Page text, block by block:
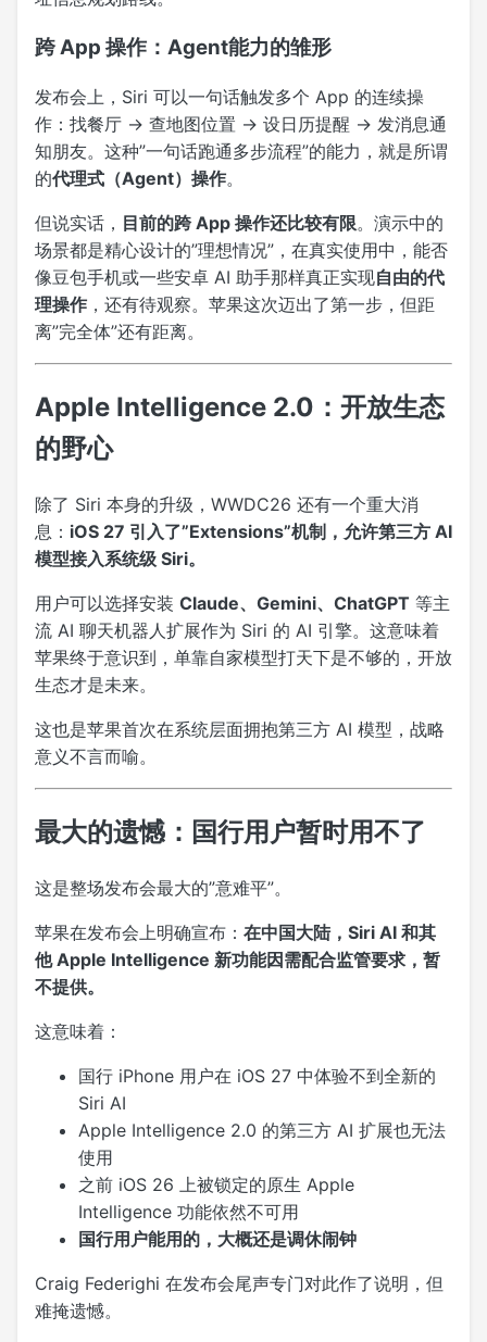
跨 App 操作：Agent能力的雏形
发布会上，Siri 可以一句话触发多个 App 的连续操
作：找餐厅 → 查地图位置 → 设日历提醒 → 发消息通
知朋友。这种”一句话跑通多步流程”的能力，就是所谓
的代理式（Agent）操作。
但说实话， 目前的跨 App 操作还比较有限。演示中的
场景都是精心设计的”理想情况”，在真实使用中，能否
像豆包手机或一些安卓 AI 助手那样真正实现自由的代
理操作 ，还有待观察。苹果这次迈出了第一步，但距
离”完全体”还有距离。
Apple Intelligence 2.0：开放生态
的野心
除了 Siri 本身的升级，WWDC26 还有一个重大消
息： iOS 27 引入了”Extensions”机制，允许第三方 AI
模型接入系统级 Siri。
用户可以选择安装 Claude、Gemini、ChatGPT 等主
流 AI 聊天机器人扩展作为 Siri 的 AI 引擎。这意味着
苹果终于意识到，单靠自家模型打天下是不够的，开放
生态才是未来。
这也是苹果首次在系统层面拥抱第三方 AI 模型，战略
意义不言而喻。
最大的遗憾：国行用户暂时用不了
这是整场发布会最大的”意难平”。
苹果在发布会上明确宣布： 在中国大陆，Siri AI 和其
他 Apple Intelligence 新功能因需配合监管要求，暂
不提供。
这意味着：
国行 iPhone 用户在 iOS 27 中体验不到全新的
Siri AI
Apple Intelligence 2.0 的第三方 AI 扩展也无法
使用
之前 iOS 26 上被锁定的原生 Apple
Intelligence 功能依然不可用
国行用户能用的，大概还是调休闹钟
Craig Federighi 在发布会尾声专门对此作了说明，但
难掩遗憾。